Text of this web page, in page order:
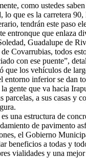
como ustedes
lo que es la carretera
tendrán este paso
entronque que enlaza
Guadalupe de
Covarrubias, todos
con ese puente”,
que los vehículos de
entorno inferior se dan
gente que va hacia
parcelas, a sus casas y
una estructura de
de pavimento
el Gobierno
beneficios a todas y
vialidades y una